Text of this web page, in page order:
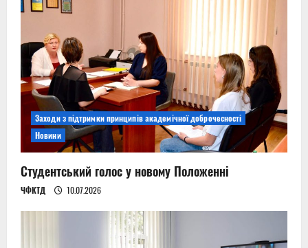
Заходи з підтримки принципів академічної доброчесності
Новини
Студентський голос у новому Положенні
ЧФКТД 10.07.2026